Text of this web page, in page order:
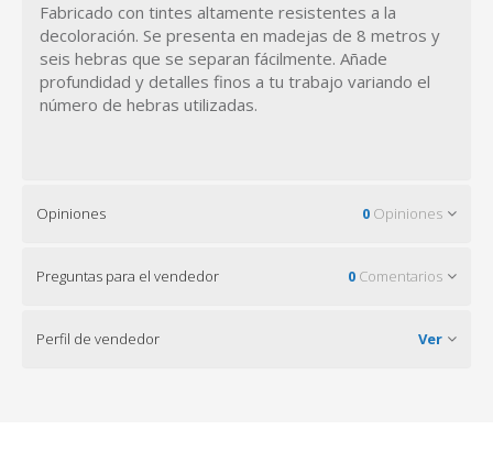
Fabricado con tintes altamente resistentes a la
decoloración. Se presenta en madejas de 8 metros y
seis hebras que se separan fácilmente. Añade
profundidad y detalles finos a tu trabajo variando el
número de hebras utilizadas.
Opiniones 0 Opiniones
Preguntas para el vendedor 0 Comentarios
Perfil de vendedor Ver